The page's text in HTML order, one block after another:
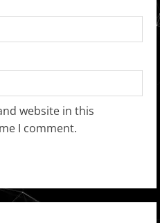
website in this
I comment.